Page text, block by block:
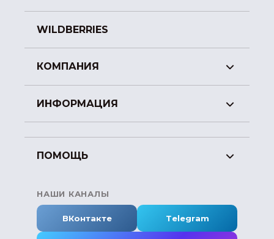
WILDBERRIES
КОМПАНИЯ
ИНФОРМАЦИЯ
ПОМОЩЬ
НАШИ КАНАЛЫ
ВКонтакте Telegram